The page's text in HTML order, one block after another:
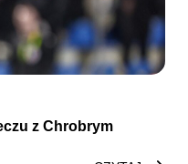
z Chrobrym